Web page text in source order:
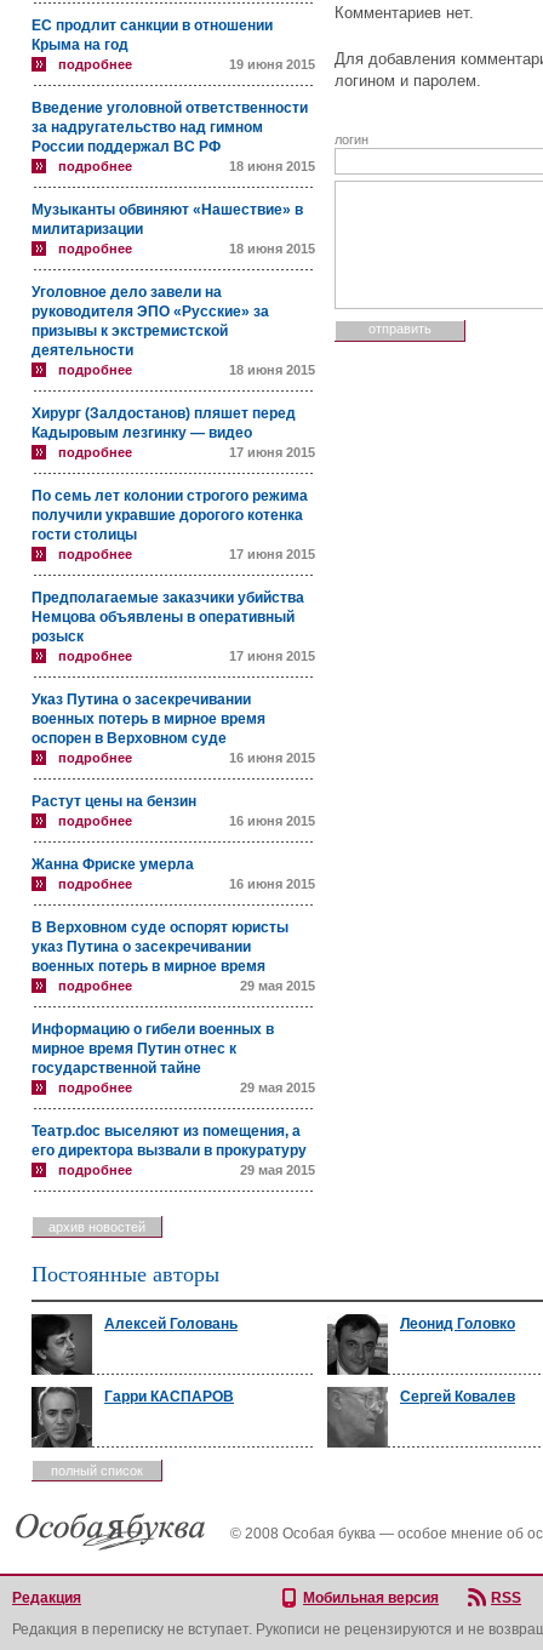
ЕС продлит санкции в отношении
Крыма на год
подробнее 19 июня 2015
Введение уголовной ответственности
за надругательство над гимном
России поддержал ВС РФ
подробнее 18 июня 2015
Музыканты обвиняют «Нашествие» в
милитаризации
подробнее 18 июня 2015
Уголовное дело завели на
руководителя ЭПО «Русские» за
призывы к экстремистской
деятельности
подробнее 18 июня 2015
Хирург (Залдостанов) пляшет перед
Кадыровым лезгинку — видео
подробнее 17 июня 2015
По семь лет колонии строгого режима
получили укравшие дорогого котенка
гости столицы
подробнее 17 июня 2015
Предполагаемые заказчики убийства
Немцова объявлены в оперативный
розыск
подробнее 17 июня 2015
Указ Путина о засекречивании
военных потерь в мирное время
оспорен в Верховном суде
подробнее 16 июня 2015
Растут цены на бензин
подробнее 16 июня 2015
Жанна Фриске умерла
подробнее 16 июня 2015
В Верховном суде оспорят юристы
указ Путина о засекречивании
военных потерь в мирное время
подробнее 29 мая 2015
Информацию о гибели военных в
мирное время Путин отнес к
государственной тайне
подробнее 29 мая 2015
Театр.doc выселяют из помещения, а
его директора вызвали в прокуратуру
подробнее 29 мая 2015
архив новостей
Комментариев нет.
Для добавления
логином и паролем.
логин
Постоянные авторы
Алексей Головань Леонид Головко
Гарри КАСПАРОВ Сергей Ковалев
полный список
© 2008 Особая буква — особое мнение об
Редакция Мобильная версия
RSS
Редакция в переписку не вступает. Рукописи не рецензируются и не